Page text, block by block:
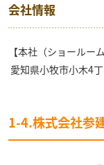
会社情報
【本社（ショールーム
愛知県小牧市小木4
1-4.株式会社参